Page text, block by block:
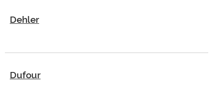
Dehler
Dufour